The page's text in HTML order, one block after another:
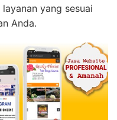
yang sesuai
Anda.